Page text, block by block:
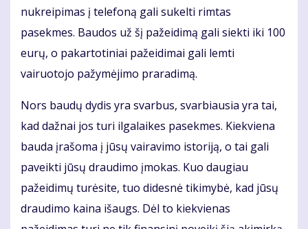
nukreipimas į telefoną gali sukelti rimtas
pasekmes. Baudos už šį pažeidimą gali siekti iki 100
eurų, o pakartotiniai pažeidimai gali lemti
vairuotojo pažymėjimo praradimą.
Nors baudų dydis yra svarbus, svarbiausia yra tai,
kad dažnai jos turi ilgalaikes pasekmes. Kiekviena
bauda įrašoma į jūsų vairavimo istoriją, o tai gali
paveikti jūsų draudimo įmokas. Kuo daugiau
pažeidimų turėsite, tuo didesnė tikimybė, kad jūsų
draudimo kaina išaugs. Dėl to kiekvienas